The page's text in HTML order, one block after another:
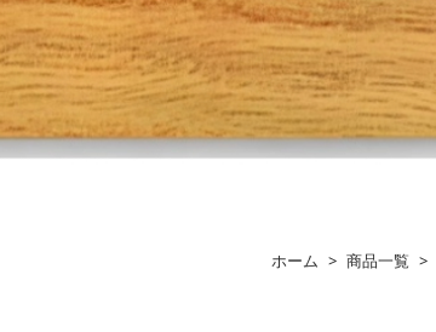
ホーム > 商品一覧 >